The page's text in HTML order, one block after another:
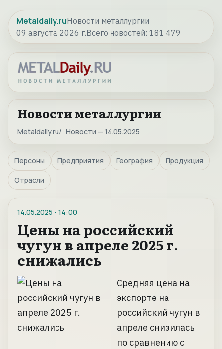
Metaldaily.ruНовости металлургии
09 августа 2026 г.Всего новостей: 181 479
Новости металлургии
Metaldaily.ru Новости — 14.05.2025
Персоны Предприятия География Продукция
Отрасли
14.05.2025 - 14:00
Цены на российский
чугун в апреле 2025 г.
снижались
Средняя цена на
экспорте на
российский чугун в
апреле снизилась
по сравнению с